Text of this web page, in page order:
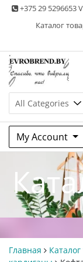
Skip +375 29 5296653
Каталог
second
My Account
Главная